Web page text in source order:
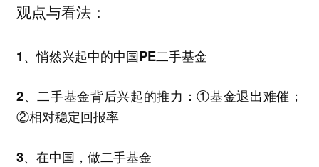
观点与看法：
1、悄然兴起中的中国PE二手基金
2、二手基金背后兴起的推力：①基金退出难催；
②相对稳定回报率
3、在中国，做二手基金